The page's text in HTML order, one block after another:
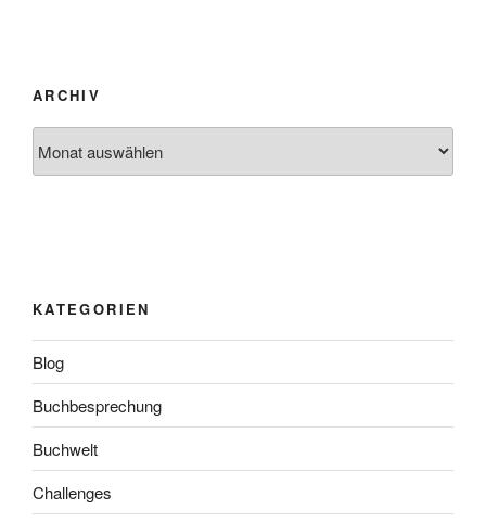
ARCHIV
KATEGORIEN
Blog
Buchbesprechung
Buchwelt
Challenges